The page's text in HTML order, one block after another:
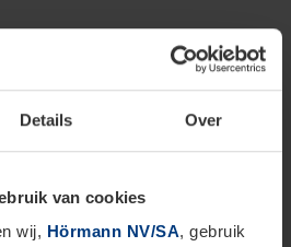
Details Over
van cookies
wij, Hörmann NV/SA, gebruik